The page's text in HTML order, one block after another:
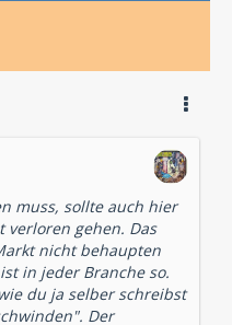
muss, sollte auch hier
gehen. Das
nicht behaupten
in jeder Branche so.
du ja selber schreibst
Der